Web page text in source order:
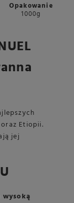
Opakowanie
1000g
Etiopii.
jej
wysoką